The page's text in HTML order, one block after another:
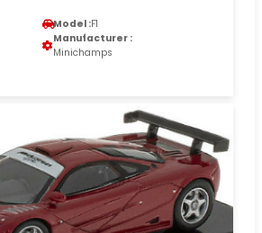
Model :F1
Manufacturer :
Minichamps